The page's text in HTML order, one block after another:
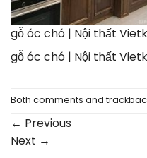
gỗ óc chó | Nội thất
gỗ óc chó | Nội thất
Both comments and
← Previous
Next →